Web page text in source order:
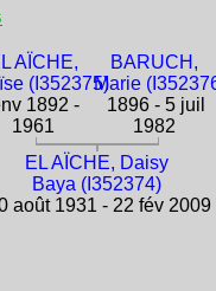
AÏCHE,
(I352375)
1892 -
1961
BARUCH,
Marie
1896 - 5 juil
1982
EL AÏCHE, Daisy
Baya (I352374)
août 1931 - 22 fév 2009